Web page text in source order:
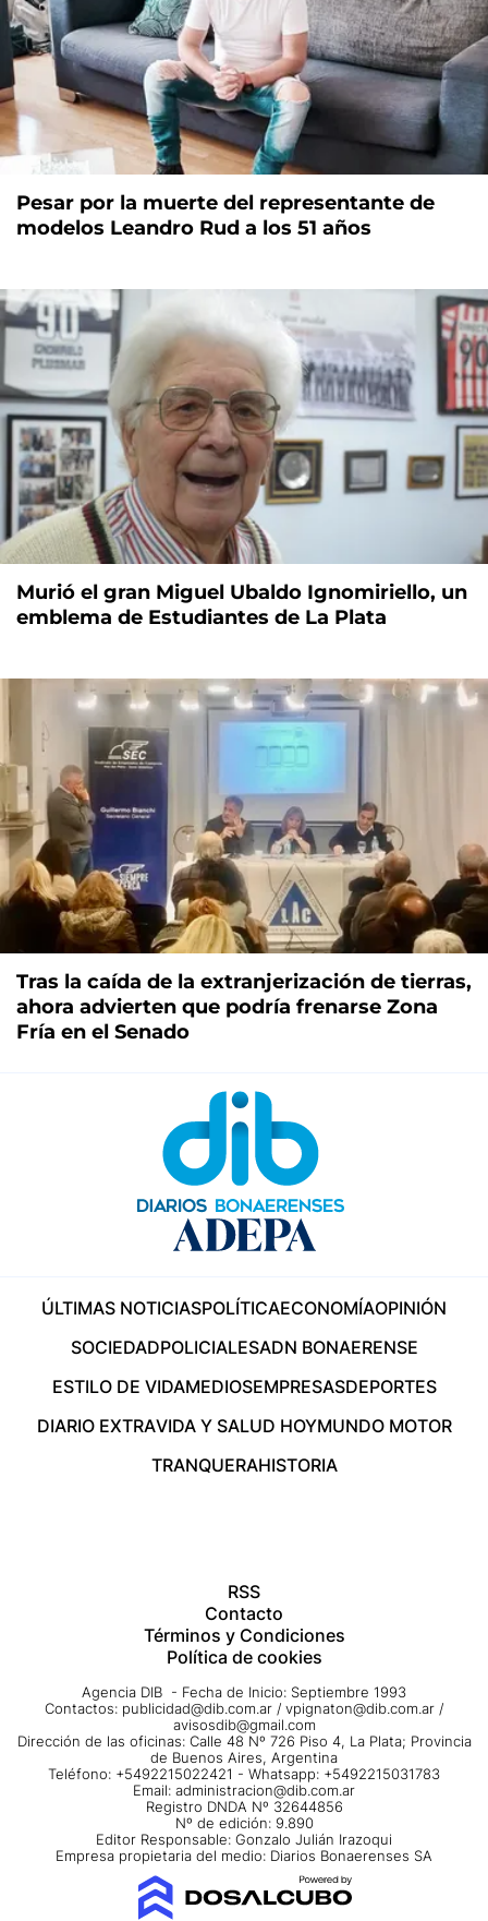
Pesar por la muerte del representante de
modelos Leandro Rud a los 51 años
Murió el gran Miguel Ubaldo Ignomiriello, un
emblema de Estudiantes de La Plata
Tras la caída de la extranjerización de tierras,
ahora advierten que podría frenarse Zona
Fría en el Senado
ÚLTIMAS NOTICIASPOLÍTICAECONOMÍAOPINIÓN
SOCIEDADPOLICIALESADN BONAERENSE
ESTILO DE VIDAMEDIOSEMPRESASDEPORTES
DIARIO EXTRAVIDA Y SALUD HOYMUNDO MOTOR
TRANQUERAHISTORIA
RSS
Contacto
Términos y Condiciones
Política de cookies
Agencia DIB - Fecha de Inicio: Septiembre 1993
Contactos: publicidad@dib.com.ar / vpignaton@dib.com.ar /
avisosdib@gmail.com
Dirección de las oficinas: Calle 48 Nº 726 Piso 4, La Plata; Provincia
de Buenos Aires, Argentina
Teléfono: +5492215022421 - Whatsapp: +5492215031783
Email: administracion@dib.com.ar
Registro DNDA Nº 32644856
Nº de edición: 9.890
Editor Responsable: Gonzalo Julián Irazoqui
Empresa propietaria del medio: Diarios Bonaerenses SA